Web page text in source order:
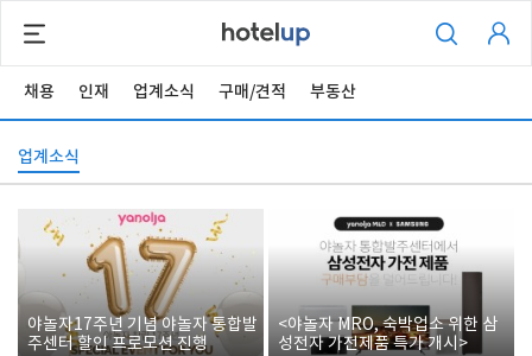
채용 인재 업계소식 구매/견적 부동산
업계소식
야놀자17주년 기념 야놀자 통합발
주센터 할인 프로모션 진행
<야놀자 MRO, 숙박업소 위한 삼
성전자 가전제품 특가 개시>